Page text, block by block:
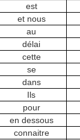
est
et nous
au
délai
cette
se
dans
Ils
pour
en dessous
connaitre